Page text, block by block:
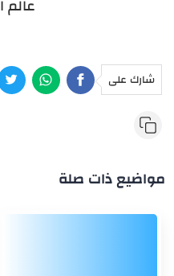
عالم
شارك على
مواضيع ذات صلة